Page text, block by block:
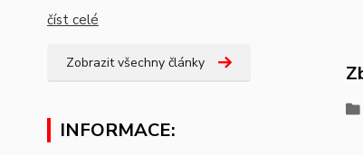
číst celé
Zobrazit všechny články
INFORMACE: